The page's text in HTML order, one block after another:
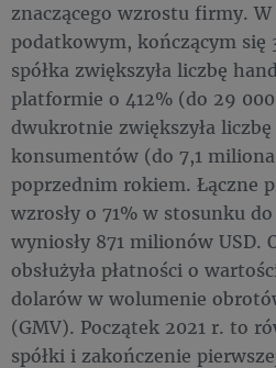
znaczącego wzrostu firmy.
podatkowym, kończącym się
spółka zwiększyła liczbę
platformie o 412% (do 29
dwukrotnie zwiększyła
konsumentów (do 7,1
poprzednim rokiem. Łączne
wzrosły o 71% w stosunku
wyniosły 871 milionów USD.
obsłużyła płatności o
dolarów w wolumenie
(GMV). Początek 2021 r. to
spółki i zakończenie